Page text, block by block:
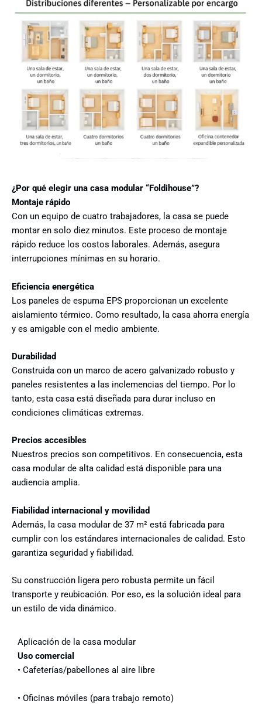
¿Por qué elegir una casa modular “Foldihouse”?
Montaje rápido
Con un equipo de cuatro trabajadores, la casa se puede
montar en solo diez minutos. Este proceso de montaje
rápido reduce los costos laborales. Además, asegura
interrupciones mínimas en su horario.
Eficiencia energética
Los paneles de espuma EPS proporcionan un excelente
aislamiento térmico. Como resultado, la casa ahorra energía
y es amigable con el medio ambiente.
Durabilidad
Construida con un marco de acero galvanizado robusto y
paneles resistentes a las inclemencias del tiempo. Por lo
tanto, esta casa está diseñada para durar incluso en
condiciones climáticas extremas.
Precios accesibles
Nuestros precios son competitivos. En consecuencia, esta
casa modular de alta calidad está disponible para una
audiencia amplia.
Fiabilidad internacional y movilidad
Además, la casa modular de 37 m² está fabricada para
cumplir con los estándares internacionales de calidad. Esto
garantiza seguridad y fiabilidad.
Su construcción ligera pero robusta permite un fácil
transporte y reubicación. Por eso, es la solución ideal para
un estilo de vida dinámico.
Aplicación de la casa modular
Uso comercial
• Cafeterías/pabellones al aire libre
• Oficinas móviles (para trabajo remoto)